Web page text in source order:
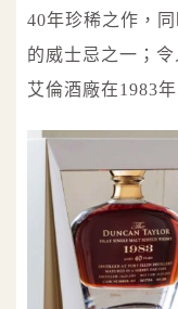
40年珍稀之作，
的威士忌之一；
艾倫酒廠在1983